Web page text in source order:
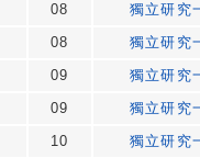
08
獨立研究
08
獨立研究
09
獨立研究
09
獨立研究
10
獨立研究